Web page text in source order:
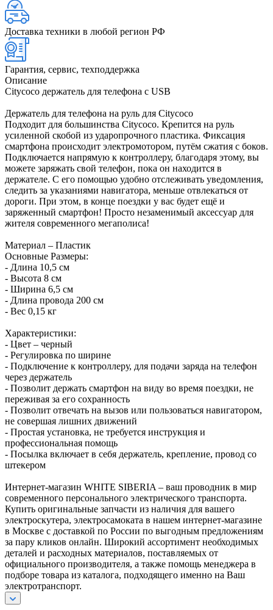
Доставка техники в любой регион РФ
Гарантия, сервис, техподдержка
Описание
Citycoco держатель для телефона с USB
Держатель для телефона на руль для Citycoco
Подходит для большинства Citycoco. Крепится на руль
усиленной скобой из ударопрочного пластика. Фиксация
смартфона происходит электромотором, путём сжатия с боков.
Подключается напрямую к контроллеру, благодаря этому, вы
можете заряжать свой телефон, пока он находится в
держателе. С его помощью удобно отслеживать уведомления,
следить за указаниями навигатора, меньше отвлекаться от
дороги. При этом, в конце поездки у вас будет ещё и
заряженный смартфон! Просто незаменимый аксессуар для
жителя современного мегаполиса!
Материал – Пластик
Основные Размеры:
- Длина 10,5 см
- Высота 8 см
- Ширина 6,5 см
- Длина провода 200 см
- Вес 0,15 кг
Характеристики:
- Цвет – черный
- Регулировка по ширине
- Подключение к контроллеру, для подачи заряда на телефон
через держатель
- Позволит держать смартфон на виду во время поездки, не
переживая за его сохранность
- Позволит отвечать на вызов или пользоваться навигатором,
не совершая лишних движений
- Простая установка, не требуется инструкция и
профессиональная помощь
- Посылка включает в себя держатель, крепление, провод со
штекером
Интернет-магазин WHITE SIBERIA – ваш проводник в мир
современного персонального электрического транспорта.
Купить оригинальные запчасти из наличия для вашего
электроскутера, электросамоката в нашем интернет-магазине
в Москве с доставкой по России по выгодным предложениям
за пару кликов онлайн. Широкий ассортимент необходимых
деталей и расходных материалов, поставляемых от
официального производителя, а также помощь менеджера в
подборе товара из каталога, подходящего именно на Ваш
электротранспорт.